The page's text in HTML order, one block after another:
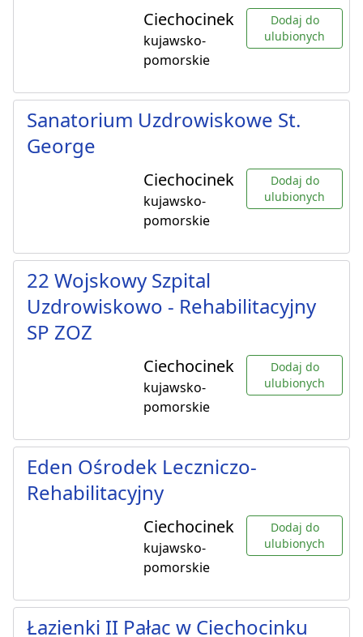
Ciechocinek
kujawsko-
pomorskie
Dodaj do
ulubionych
Sanatorium Uzdrowiskowe St.
George
Ciechocinek
kujawsko-
pomorskie
Dodaj do
ulubionych
22 Wojskowy Szpital
Uzdrowiskowo - Rehabilitacyjny
SP ZOZ
Ciechocinek
kujawsko-
pomorskie
Dodaj do
ulubionych
Eden Ośrodek Leczniczo-
Rehabilitacyjny
Ciechocinek
kujawsko-
pomorskie
Dodaj do
ulubionych
Łazienki II Pałac w Ciechocinku